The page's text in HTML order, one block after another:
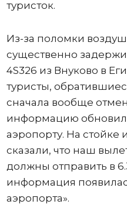
туристок.
Из-за поломки
существенно
4S326 из Внуково в
туристы,
сначала вообще
информацию
аэропорту. На
сказали, что наш
должны отправить в
информация
аэропорта».